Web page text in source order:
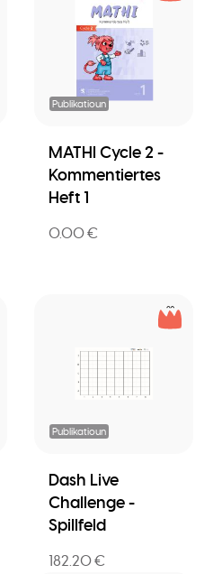
Publikatioun
MATHI Cycle 2 -
Kommentiertes
Heft 1
0.00 €
Publikatioun
Dash Live
Challenge -
Spillfeld
182.20 €